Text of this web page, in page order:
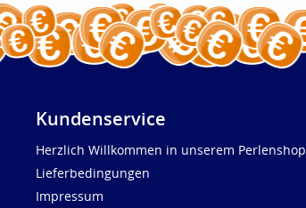
Kundenservice
Herzlich Willkommen in unserem Perlenshop
Lieferbedingungen
Impressum